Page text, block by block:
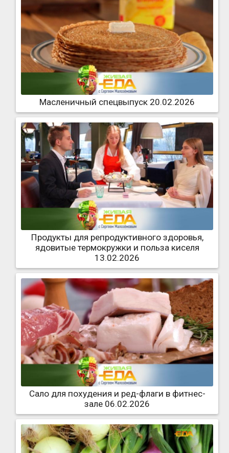
Масленичный спецвыпуск 20.02.2026
Продукты для репродуктивного здоровья,
ядовитые термокружки и польза киселя
13.02.2026
Сало для похудения и ред-флаги в фитнес-
зале 06.02.2026